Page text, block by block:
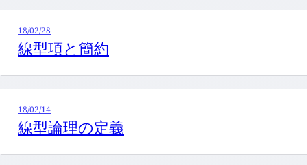
18/02/28
線型項と簡約
18/02/14
線型論理の定義